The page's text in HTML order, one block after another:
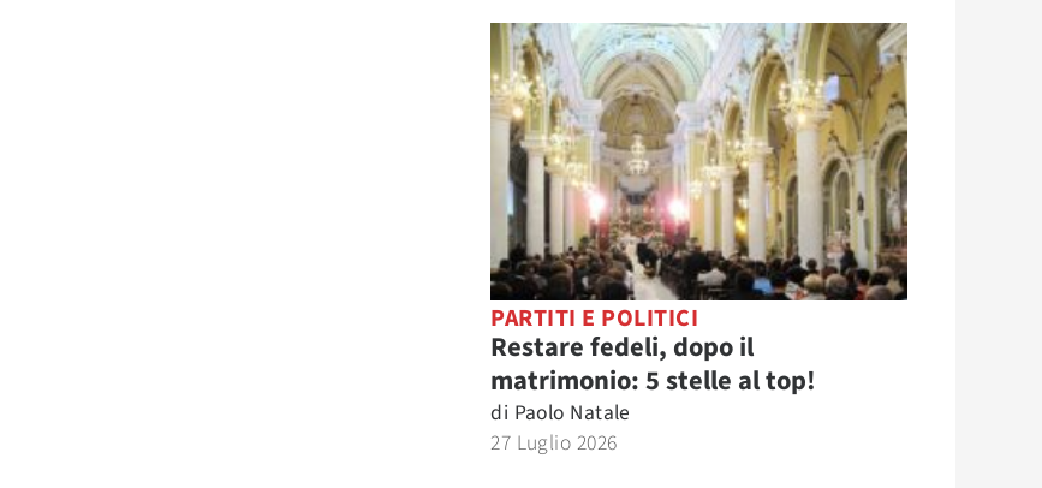
PARTITI E POLITICI
Restare fedeli, dopo il
matrimonio: 5 stelle al top!
di Paolo Natale
27 Luglio 2026